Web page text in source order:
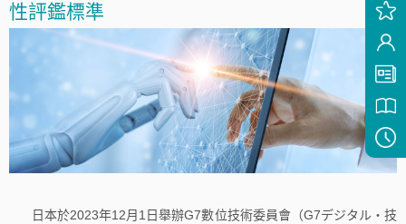
性評鑑標準
日本於2023年12月1日舉辦G7數位技術委員會（G7デジタル・技